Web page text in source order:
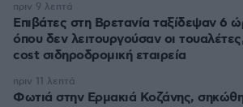
Επιβάτες στη Βρετανία ταξίδεψαν 6
όπου δεν λειτουργούσαν οι
cost σιδηροδρομική εταιρεία
πριν 9 λεπτά
Φωτιά στην Ερμακιά Κοζάνης,
πριν 11 λεπτά